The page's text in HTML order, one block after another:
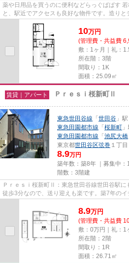
薬や日用品を買うのに便利などらっぐぱぱす
と、駅近でアクセスも良好な物件です。造りと
情報を提供できるマンション...
10万円
(管理費・共益費
敷：1ヶ月｜礼：
所在階：3階
間取り：1K
面積：25.09㎡
賃貸｜アパート Ｐｒｅｓｉ桜新町Ⅱ
東急世田谷線 「世田谷 」
東急田園都市線 「桜新町
東急田園都市線 「池尻大橋
東京都世田谷区弦巻 １丁目
8.9万円
築年数：築8年 ｜募集中：
階数：3階建
Ｐｒｅｓｉ桜新町Ⅱ：東急世田谷線世田谷駅
徒歩3分なので、送り迎えも楽です。築7年のイ
の物件はアパートです。気にな...
8.9万円
(管理費・共益費
敷：0万円｜礼：1
所在階：2階
間取り：1R
面積：26.71㎡